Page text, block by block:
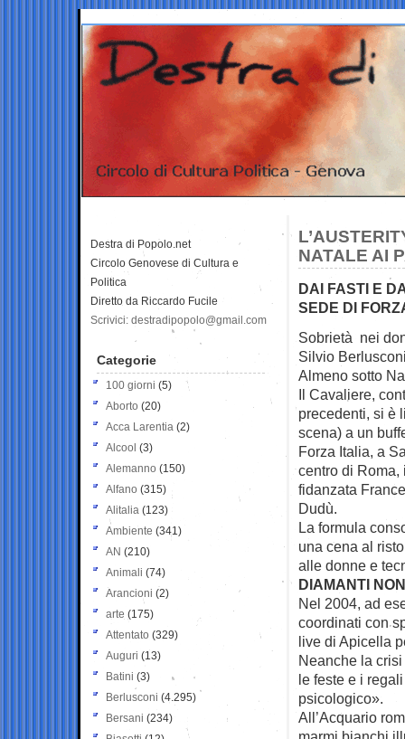
NATALE AI
DAI FASTI E
SEDE DI
Sobrietà nei
Silvio
Almeno sotto
Il Cavaliere,
precedenti, si è
scena) a un
Forza Italia, a
centro di Roma,
fidanzata
Dudù.
La formula
una cena al
alle donne e
DIAMANTI
Nel 2004, ad
coordinati con
live di Apicella
Neanche la
le feste e i
psicologico».
All’Acquario
Destra di Popolo.net
Circolo Genovese di Cultura e
Politica
Diretto da Riccardo Fucile
Scrivici: destradipopolo@gmail.com
Categorie
100 giorni (5)
Aborto (20)
Acca Larentia (2)
Alcool (3)
Alemanno (150)
Alfano (315)
Alitalia (123)
Ambiente (341)
AN (210)
Animali (74)
Arancioni (2)
arte (175)
Attentato (329)
Auguri (13)
Batini (3)
Berlusconi (4.295)
Bersani (234)